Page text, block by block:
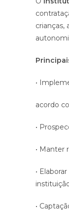
crianças,
•
acordo
•
• Manter
•
•